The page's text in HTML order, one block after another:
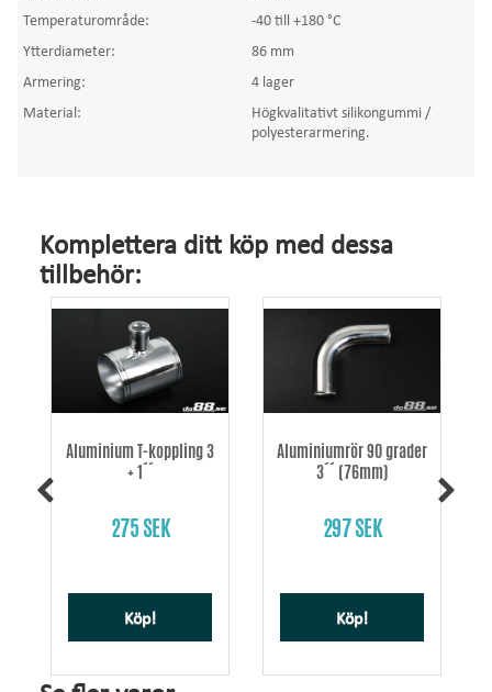
Temperaturområde:
-40 till +180 °C
Ytterdiameter:
86 mm
Armering:
4 lager
Material:
Högkvalitativt silikongummi /
polyesterarmering.
Komplettera ditt köp med dessa
tillbehör:
Aluminium T-koppling 3
+ 1´´
275 SEK
Köp!
Aluminiumrör 90 grader
3´´ (76mm)
297 SEK
Köp!